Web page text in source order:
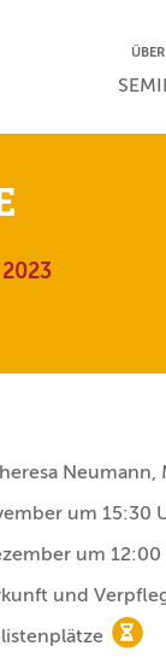
Neumann,
um 15:30
um
und
nur